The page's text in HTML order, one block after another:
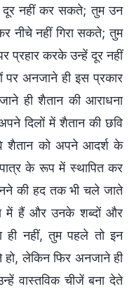
नहीं कर सकते; तुम उन
नीचे नहीं गिरा सकते; तुम
प्रहार करके उन्हें दूर नहीं
अनजाने ही इस प्रकार
ही शैतान की आराधना
दिलों में शैतान की छवि
वे शैतान को अपने आदर्श के
के रूप में स्थापित कर
की हद तक भी चले जाते
में हैं और उनके शब्दों और
ही नहीं, तुम पहले तो इन
हो, लेकिन फिर अनजाने ही
वास्तविक चीजें बना देते